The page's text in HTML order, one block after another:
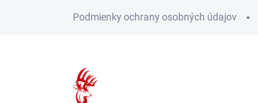
Podmienky ochrany osobných údajov